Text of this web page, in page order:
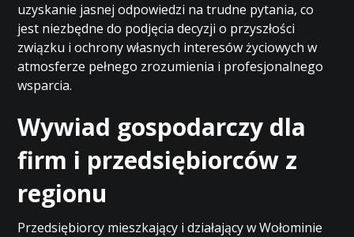
uzyskanie jasnej odpowiedzi na trudne pytania, co
jest niezbędne do podjęcia decyzji o przyszłości
związku i ochrony własnych interesów życiowych w
atmosferze pełnego zrozumienia i profesjonalnego
wsparcia.
Wywiad gospodarczy dla
firm i przedsiębiorców z
regionu
Przedsiębiorcy mieszkający i działający w Wołominie